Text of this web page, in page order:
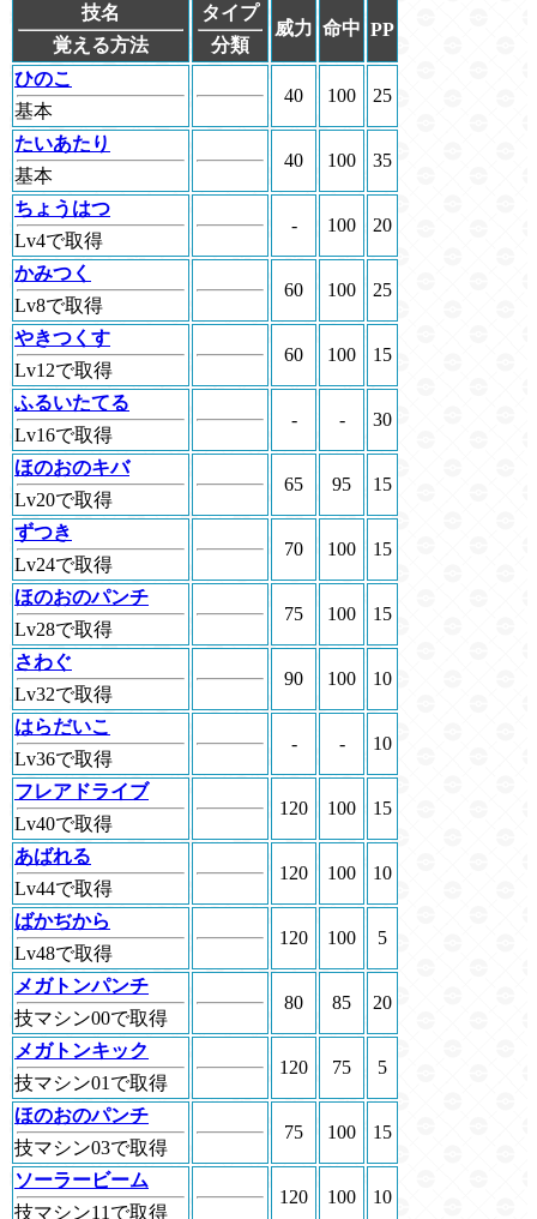
技名
覚える方法
タイプ
分類
威力 命中 PP
ひのこ
基本
40 100 25
たいあたり
基本
40 100 35
ちょうはつ
Lv4で取得
- 100 20
かみつく
Lv8で取得
60 100 25
やきつくす
Lv12で取得
60 100 15
ふるいたてる
Lv16で取得
- - 30
ほのおのキバ
Lv20で取得
65 95 15
ずつき
Lv24で取得
70 100 15
ほのおのパンチ
Lv28で取得
75 100 15
さわぐ
Lv32で取得
90 100 10
はらだいこ
Lv36で取得
- - 10
フレアドライブ
Lv40で取得
120 100 15
あばれる
Lv44で取得
120 100 10
ばかぢから
Lv48で取得
120 100 5
メガトンパンチ
技マシン00で取得
80 85 20
メガトンキック
技マシン01で取得
120 75 5
ほのおのパンチ
技マシン03で取得
75 100 15
ソーラービーム
技マシン11で取得
120 100 10